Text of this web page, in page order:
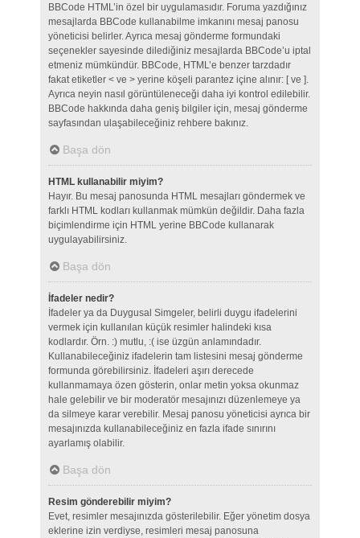
BBCode HTML’in özel bir uygulamasıdır. Foruma yazdığınız
mesajlarda BBCode kullanabilme imkanını mesaj panosu
yöneticisi belirler. Ayrıca mesaj gönderme formundaki
seçenekler sayesinde dilediğiniz mesajlarda BBCode’u iptal
etmeniz mümkündür. BBCode, HTML’e benzer tarzdadır
fakat etiketler < ve > yerine köşeli parantez içine alınır: [ ve ].
Ayrıca neyin nasıl görüntüleneceği daha iyi kontrol edilebilir.
BBCode hakkında daha geniş bilgiler için, mesaj gönderme
sayfasından ulaşabileceğiniz rehbere bakınız.
Başa dön
HTML kullanabilir miyim?
Hayır. Bu mesaj panosunda HTML mesajları göndermek ve
farklı HTML kodları kullanmak mümkün değildir. Daha fazla
biçimlendirme için HTML yerine BBCode kullanarak
uygulayabilirsiniz.
Başa dön
İfadeler nedir?
İfadeler ya da Duygusal Simgeler, belirli duygu ifadelerini
vermek için kullanılan küçük resimler halindeki kısa
kodlardır. Örn. :) mutlu, :( ise üzgün anlamındadır.
Kullanabileceğiniz ifadelerin tam listesini mesaj gönderme
formunda görebilirsiniz. İfadeleri aşırı derecede
kullanmamaya özen gösterin, onlar metin yoksa okunmaz
hale gelebilir ve bir moderatör mesajınızı düzenlemeye ya
da silmeye karar verebilir. Mesaj panosu yöneticisi ayrıca bir
mesajınızda kullanabileceğiniz en fazla ifade sınırını
ayarlamış olabilir.
Başa dön
Resim gönderebilir miyim?
Evet, resimler mesajınızda gösterilebilir. Eğer yönetim dosya
eklerine izin verdiyse, resimleri mesaj panosuna